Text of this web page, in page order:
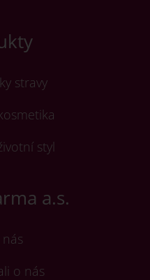
stravy
styl
a.s.
nás
o nás